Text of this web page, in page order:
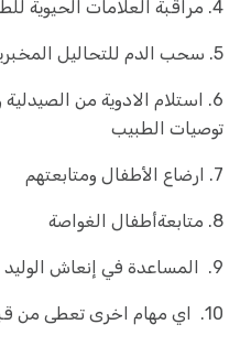
4. مراقبة العلامات الحيوية للطفل
5. سحب الدم للتحاليل المخبرية
6. استلام الادوية من
توصيات الطبيب
7. ارضاع الأطفال ومتابعتهم
8. متابعةأطفال الغواصة
9. المساعدة في إنعاش الوليد
10. اي مهام اخرى تعطى من قبل مدير المشفى